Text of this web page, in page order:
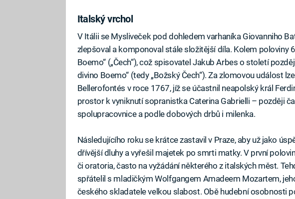
Italský vrchol
V Itálii se Mysliveček pod dohledem varhaníka Giovanniho
zlepšoval a komponoval stále složitější díla. Kolem poloviny
Boemo“ („Čech“), což spisovatel Jakub Arbes o století
divino Boemo“ (tedy „Božský Čech“). Za zlomovou událost
Bellerofontés v roce 1767, jíž se účastnil neapolský král
prostor k vyniknutí sopranistka Caterina Gabrielli – později
spolupracovnice a podle dobových drbů i milenka.
Následujícího roku se krátce zastavil v Praze, aby už jako
dřívější dluhy a vyřešil majetek po smrti matky. V první
či oratoria, často na vyžádání některého z italských měst.
spřátelil s mladičkým Wolfgangem Amadeem Mozartem,
českého skladatele velkou slabost. Obě hudební osobnosti